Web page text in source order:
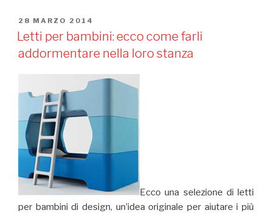
2015
catalogo
prezzi”
PUBBLICATO
IL
28 MARZO 2014
Letti per bambini: ecco come farli
addormentare nella loro stanza
Ecco una selezione di letti
per bambini di design, un’idea originale per aiutare i più